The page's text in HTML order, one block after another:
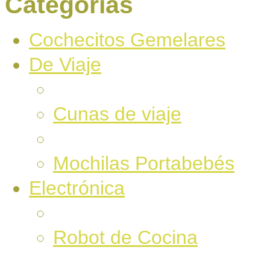
Cochecitos Gemelares
De Viaje
Cunas de viaje
Mochilas Portabebés
Electrónica
Robot de Cocina